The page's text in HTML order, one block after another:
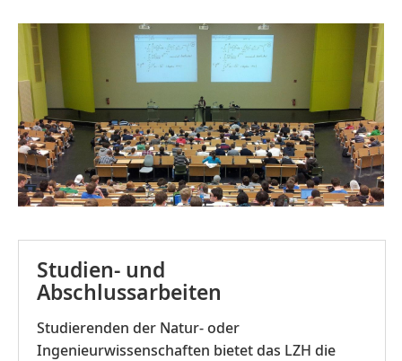
Inhalt
Studien- und
Abschlussarbeiten
Studierenden der Natur- oder
Ingenieurwissenschaften bietet das LZH die